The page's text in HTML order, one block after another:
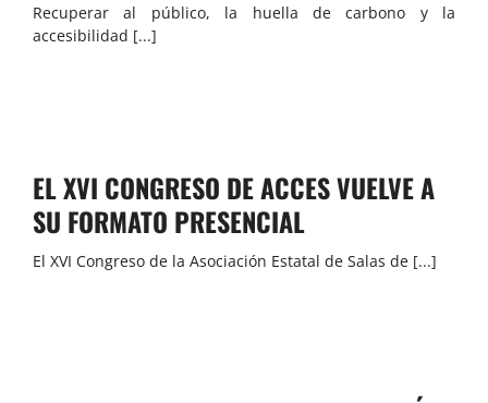
Recuperar al público, la huella de carbono y la
accesibilidad [...]
EL XVI CONGRESO DE ACCES VUELVE A
SU FORMATO PRESENCIAL
El XVI Congreso de la Asociación Estatal de Salas de [...]